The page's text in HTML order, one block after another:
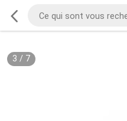
3 / 7